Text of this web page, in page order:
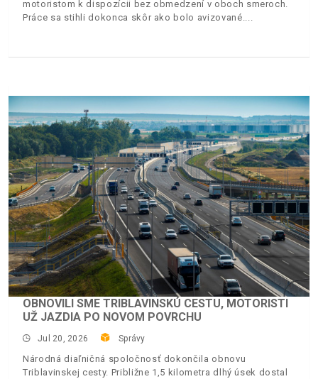
motoristom k dispozícii bez obmedzení v oboch smeroch.
Práce sa stihli dokonca skôr ako bolo avizované.
OBNOVILI SME TRIBLAVINSKÚ CESTU, MOTORISTI
UŽ JAZDIA PO NOVOM POVRCHU
Jul 20, 2026 Správy
Národná diaľničná spoločnosť dokončila obnovu
Triblavinskej cesty. Približne 1,5 kilometra dlhý úsek dostal